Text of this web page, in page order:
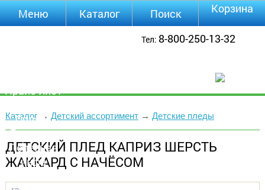
Тел: 8-800-250-13-32
Каталог→ Детский ассортимент→ Детские пледы
ДЕТСКИЙ ПЛЕД КАПРИЗ ШЕРСТЬ
ЖАККАРД С НАЧЁСОМ
Меню
Прайс-лист
Оплата
Доставка
Полезная
инфа
Каталог Поиск Корзина